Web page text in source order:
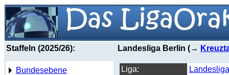
Staffeln (2025/26):
Bundesebene
Landesliga Berlin (→
Liga: